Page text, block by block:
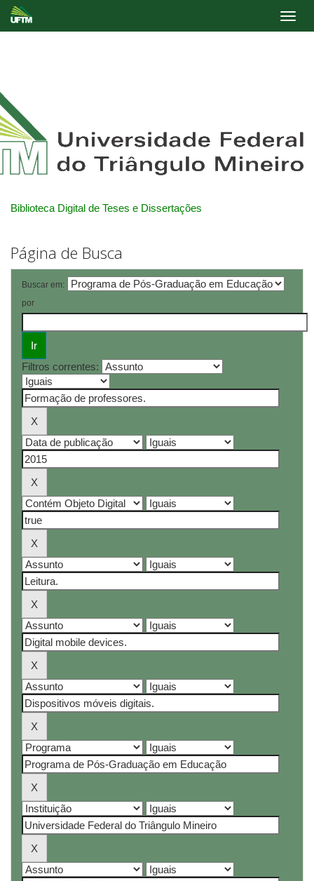
Biblioteca Digital de Teses e Dissertações
Página de Busca
Buscar em:
por
Filtros correntes: